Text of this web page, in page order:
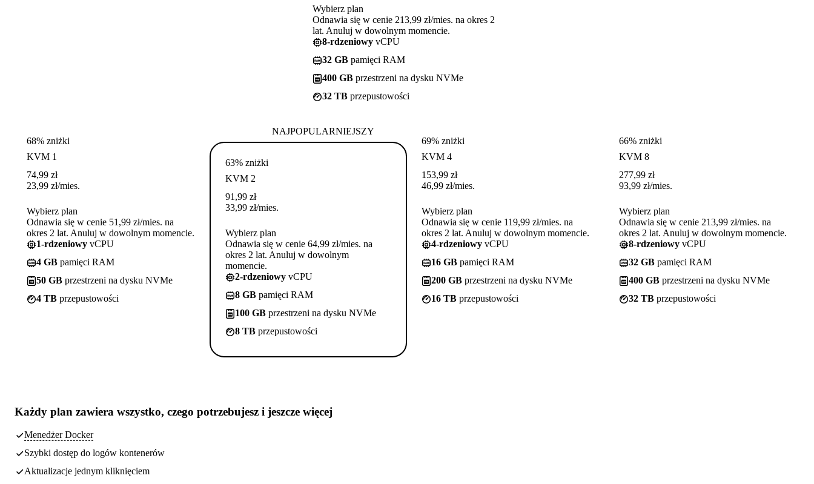
Wybierz plan
Odnawia się w cenie 213,99 zł/mies. na okres 2
lat. Anuluj w dowolnym momencie.
8-rdzeniowy vCPU
32 GB pamięci RAM
400 GB przestrzeni na dysku NVMe
32 TB przepustowości
68% zniżki
KVM 1
74,99 zł
23,99 zł/mies.
Wybierz plan
Odnawia się w cenie 51,99 zł/mies. na
okres 2 lat. Anuluj w dowolnym momencie.
1-rdzeniowy vCPU
4 GB pamięci RAM
50 GB przestrzeni na dysku NVMe
4 TB przepustowości
NAJPOPULARNIEJSZY
63% zniżki
KVM 2
91,99 zł
33,99 zł/mies.
Wybierz plan
Odnawia się w cenie 64,99 zł/mies. na
okres 2 lat. Anuluj w dowolnym
momencie.
2-rdzeniowy vCPU
8 GB pamięci RAM
100 GB przestrzeni na dysku NVMe
8 TB przepustowości
69% zniżki
KVM 4
153,99 zł
46,99 zł/mies.
Wybierz plan
Odnawia się w cenie 119,99 zł/mies. na
okres 2 lat. Anuluj w dowolnym momencie.
4-rdzeniowy vCPU
16 GB pamięci RAM
200 GB przestrzeni na dysku NVMe
16 TB przepustowości
66% zniżki
KVM 8
277,99 zł
93,99 zł/mies.
Wybierz plan
Odnawia się w cenie 213,99 zł/mies. na
okres 2 lat. Anuluj w dowolnym momencie.
8-rdzeniowy vCPU
32 GB pamięci RAM
400 GB przestrzeni na dysku NVMe
32 TB przepustowości
Każdy plan zawiera wszystko, czego potrzebujesz i jeszcze więcej
Menedżer Docker
Szybki dostęp do logów kontenerów
Aktualizacje jednym kliknięciem